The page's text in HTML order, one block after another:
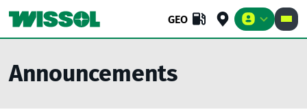
GEO
Announcements